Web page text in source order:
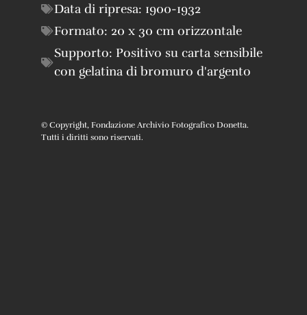
Data di ripresa: 1900-1932
Formato: 20 x 30 cm orizzontale
Supporto: Positivo su carta sensibile
con gelatina di bromuro d'argento
© Copyright, Fondazione Archivio Fotografico Donetta.
Tutti i diritti sono riservati.